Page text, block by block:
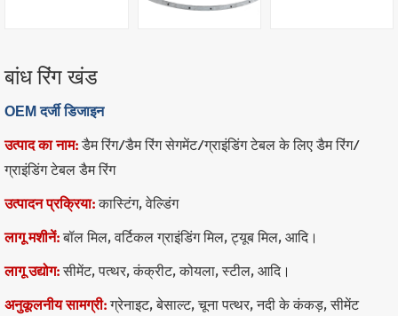
बांध रिंग खंड
OEM दर्जी डिजाइन
उत्पाद का नाम:डैम रिंग/डैम रिंग सेगमेंट/ग्राइंडिंग टेबल के लिए डैम रिंग/
ग्राइंडिंग टेबल डैम रिंग
उत्पादन प्रक्रिया:कास्टिंग, वेल्डिंग
लागू मशीनें:बॉल मिल, वर्टिकल ग्राइंडिंग मिल, ट्यूब मिल, आदि।
लागू उद्योग:सीमेंट, पत्थर, कंक्रीट, कोयला, स्टील, आदि।
अनुकूलनीय सामग्री:ग्रेनाइट, बेसाल्ट, चूना पत्थर, नदी के कंकड़, सीमेंट